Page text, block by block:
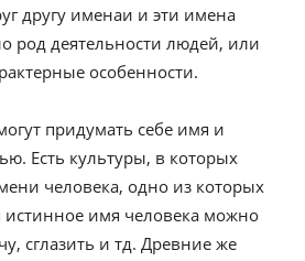
другу именаи и эти имена
род деятельности людей, или
особенности.
придумать себе имя и
Есть культуры, в которых
человека, одно из которых
истинное имя человека можно
сглазить и тд. Древние же